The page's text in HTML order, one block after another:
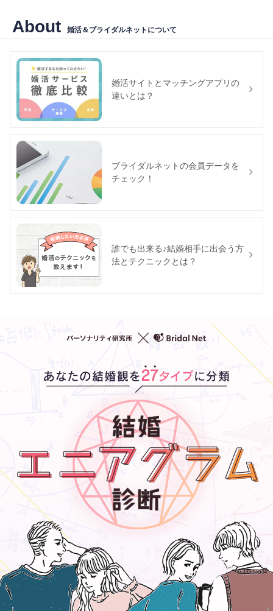
About 婚活＆ブライダルネットについて
婚活サイトとマッチングアプリの
違いとは？
ブライダルネットの会員データを
チェック！
誰でも出来る♪結婚相手に出会う方
法とテクニックとは？